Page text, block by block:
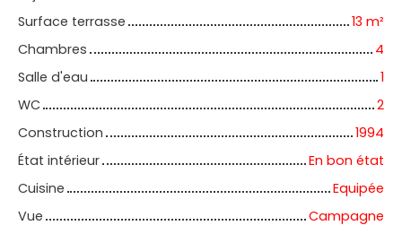
Surface terrasse
13 m²
Chambres
4
Salle d'eau
1
WC
2
Construction
1994
État intérieur
En bon état
Cuisine
Equipée
Vue
Campagne